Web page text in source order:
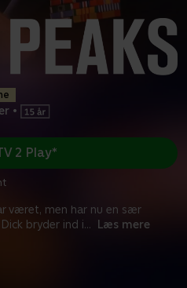
•
været, men har nu en sær
bryder ind i... Læs mere
2 Play*